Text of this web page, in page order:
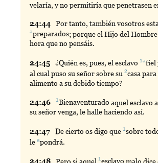
velaría, y no permitiría que penetrasen
24:44 Portanto, también vosotros
apreparados; porque el Hijo del
hora que no pensáis.
24:45 ¿Quién es, pues, el esclavo1afiel
al cual puso su señor sobre su2casa para
alimento a su debido tiempo?
24:46 1Bienaventurado aquel esclavo
su señor venga, le halle haciendo así.
24:47 Decierto os digo que1sobre
leapondrá.
24:48 Pero si aquel1esclavo malo dice